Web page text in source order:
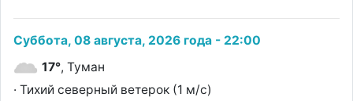
Суббота, 08 августа, 2026 года - 22:00
17°, Туман
· Тихий северный ветерок (1 м/с)